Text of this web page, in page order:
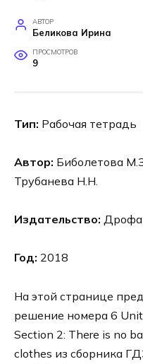
АВТОР
Беликова Ирина
ПРОСМОТРОВ
9
Тип: Рабочая тетрадь
Автор: Биболетова
Трубанева Н.Н.
Издательство: Дрофа
Год: 2018
На этой странице
решение номера 6
Section 2: There is no
clothes из сборника